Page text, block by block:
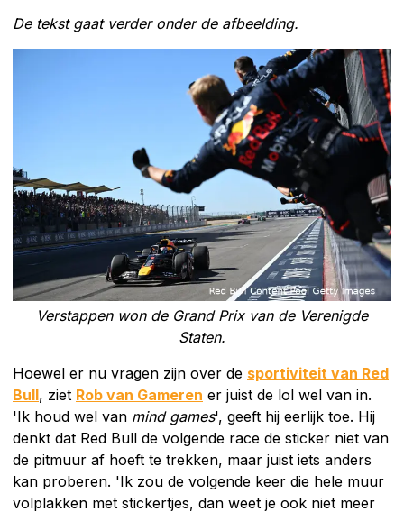
De tekst gaat verder onder de afbeelding.
Verstappen won de Grand Prix van de Verenigde
Staten.
Hoewel er nu vragen zijn over de sportiviteit van Red
Bull, ziet Rob van Gameren er juist de lol wel van in.
'Ik houd wel van mind games', geeft hij eerlijk toe. Hij
denkt dat Red Bull de volgende race de sticker niet van
de pitmuur af hoeft te trekken, maar juist iets anders
kan proberen. 'Ik zou de volgende keer die hele muur
volplakken met stickertjes, dan weet je ook niet meer